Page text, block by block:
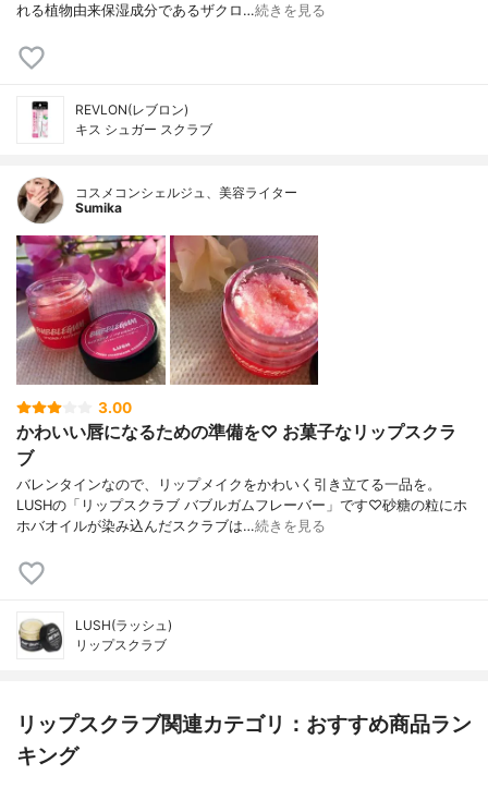
れる植物由来保湿成分であるザクロ…続きを見る
REVLON(レブロン)
キス シュガー スクラブ
コスメコンシェルジュ、美容ライター
Sumika
3.00
かわいい唇になるための準備を♡ お菓子なリップスクラ
ブ
バレンタインなので、リップメイクをかわいく引き立てる一品を。
LUSHの「リップスクラブ バブルガムフレーバー」です♡砂糖の粒にホ
ホバオイルが染み込んだスクラブは…続きを見る
LUSH(ラッシュ)
リップスクラブ
リップスクラブ関連カテゴリ：おすすめ商品ラン
キング